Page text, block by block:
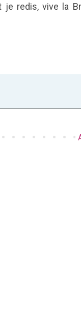
redis, vive la